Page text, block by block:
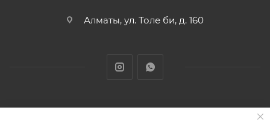
Алматы, ул. Толе би, д. 160